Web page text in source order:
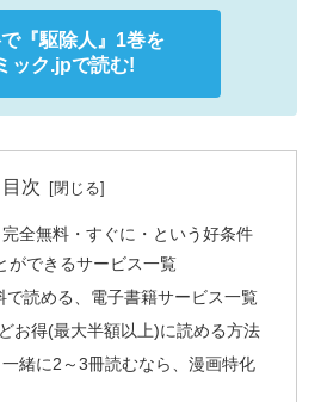
『駆除人』 1巻を
ック.jpで読む!
目次
全無料・すぐに・という好条件
ができるサービス一覧
で読める、電子書籍サービス一覧
お得(最大半額以上)に読める方法
緒に2～3冊読むなら、漫画特化